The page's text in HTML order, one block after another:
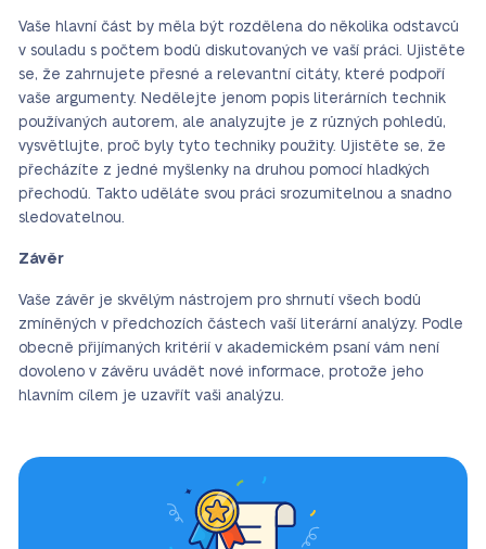
Vaše hlavní část by měla být rozdělena do několika odstavců
v souladu s počtem bodů diskutovaných ve vaší práci. Ujistěte
se, že zahrnujete přesné a relevantní citáty, které podpoří
vaše argumenty. Nedělejte jenom popis literárních technik
používaných autorem, ale analyzujte je z různých pohledů,
vysvětlujte, proč byly tyto techniky použity. Ujistěte se, že
přecházíte z jedné myšlenky na druhou pomocí hladkých
přechodů. Takto uděláte svou práci srozumitelnou a snadno
sledovatelnou.
Závěr
Vaše závěr je skvělým nástrojem pro shrnutí všech bodů
zmíněných v předchozích částech vaší literární analýzy. Podle
obecně přijímaných kritérií v akademickém psaní vám není
dovoleno v závěru uvádět nové informace, protože jeho
hlavním cílem je uzavřít vaši analýzu.